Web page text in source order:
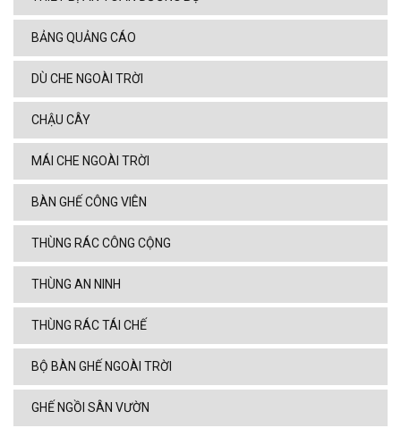
BẢNG QUẢNG CÁO
DÙ CHE NGOÀI TRỜI
CHẬU CÂY
MÁI CHE NGOÀI TRỜI
BÀN GHẾ CÔNG VIÊN
THÙNG RÁC CÔNG CỘNG
THÙNG AN NINH
THÙNG RÁC TÁI CHẾ
BỘ BÀN GHẾ NGOÀI TRỜI
GHẾ NGỒI SÂN VƯỜN